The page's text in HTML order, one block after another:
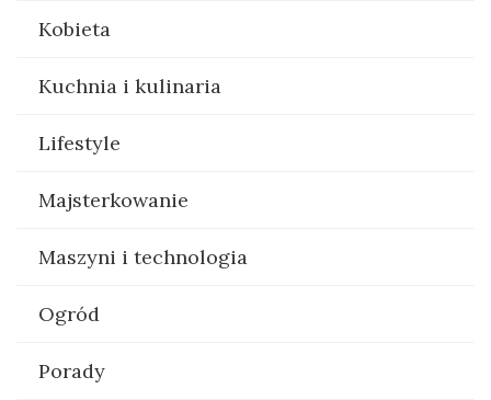
Kobieta
Kuchnia i kulinaria
Lifestyle
Majsterkowanie
Maszyni i technologia
Ogród
Porady